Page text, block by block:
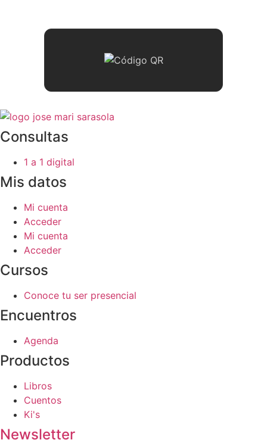
Consultas
1 a 1 digital
Mis datos
Mi cuenta
Acceder
Mi cuenta
Acceder
Cursos
Conoce tu ser presencial
Encuentros
Agenda
Productos
Libros
Cuentos
Ki's
Newsletter